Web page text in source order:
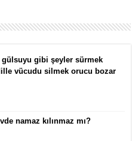
gibi şeyler sürmek
vücudu silmek orucu bozar
namaz kılınmaz mı?